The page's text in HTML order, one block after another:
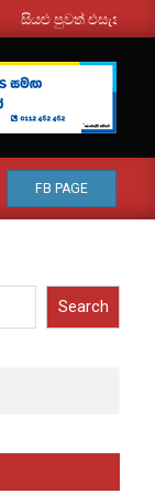
පුවත් එසැනින් ඔබ වෙත
FB PAGE
Search